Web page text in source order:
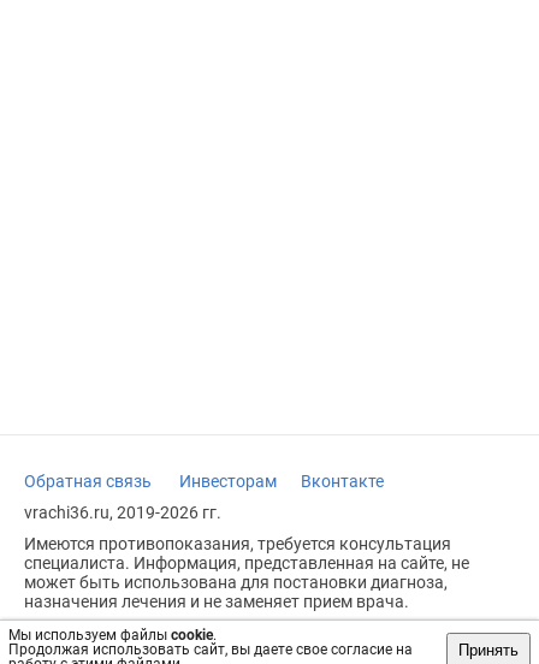
Мы используем файлы cookie.
Продолжая использовать сайт, вы даете свое согласие на
Принять
Обратная связь Инвесторам
Вконтакте
vrachi36.ru, 2019-2026 гг.
Имеются противопоказания, требуется консультация
специалиста. Информация, представленная на сайте, не
может быть использована для постановки диагноза,
назначения лечения и не заменяет прием врача.
Возрастное ограничение: 18+